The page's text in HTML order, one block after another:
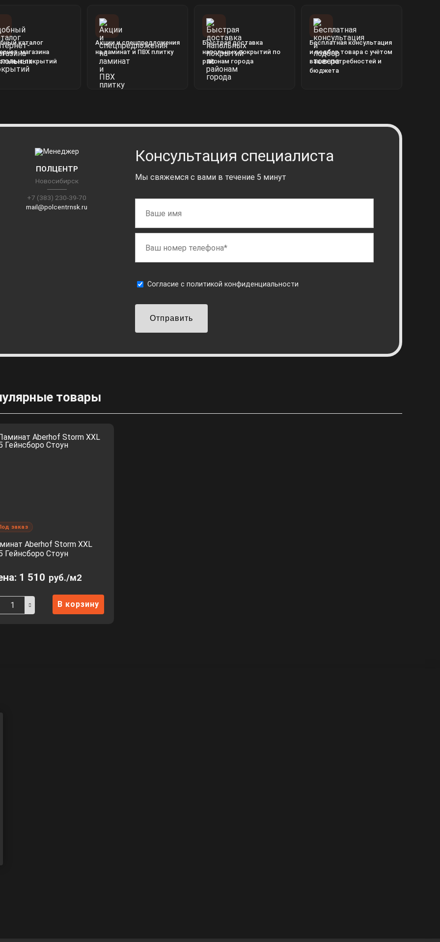
каталог
магазина
покрытий
Акции и спецпредложения
на ламинат и ПВХ плитку
Быстрая доставка
напольных покрытий по
районам города
Бесплатная консультация
и подбор товара с учётом
ваших потребностей и
бюджета
ПОЛЦЕНТР
Новосибирск
+7 (383) 230-39-70
mail@polcentrnsk.ru
Консультация специалиста
Мы свяжемся с вами в течение 5 минут
Cогласие с политикой конфиденциальности
Отправить
товары
заказ
Aberhof Storm XXL
Гейнсборо Стоун
1 510 руб./м2
В корзину